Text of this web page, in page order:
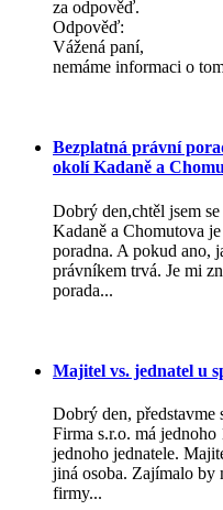
za odpověď.
Odpověď:
Vážená paní,
nemáme informaci o
Bezplatná právní
okolí Kadaně a
Dobrý den,chtěl jsem
Kadaně a Chomutova
poradna. A pokud ano,
právníkem trvá. Je mi
porada...
Majitel vs. jednatel u
Dobrý den,
Firma s.r.o. má jednoho
jednoho jednatele.
jiná osoba. Zajímalo by
firmy...